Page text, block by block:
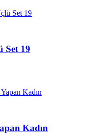
Set 19
Kadın